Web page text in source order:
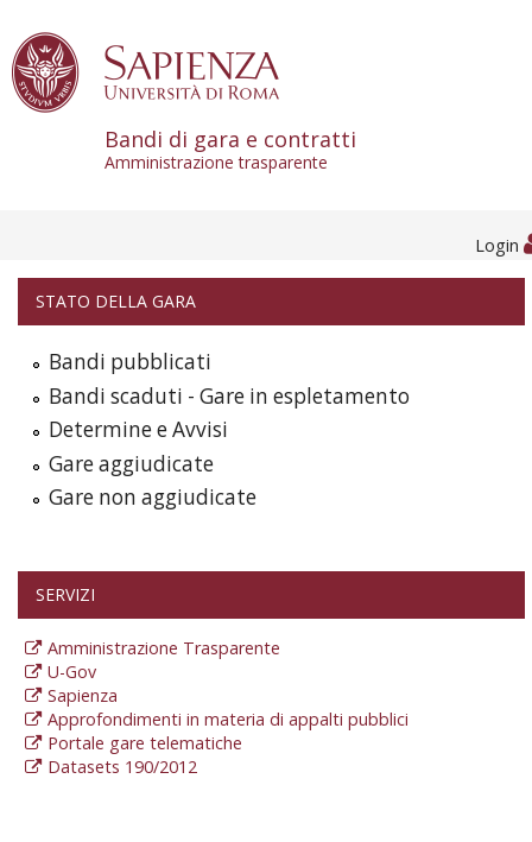
Bandi di gara e contratti
Amministrazione trasparente
Login
STATO DELLA GARA
Bandi pubblicati
Bandi scaduti - Gare in espletamento
Determine e Avvisi
Gare aggiudicate
Gare non aggiudicate
SERVIZI
Amministrazione Trasparente
U-Gov
Sapienza
Approfondimenti in materia di appalti pubblici
Portale gare telematiche
Datasets 190/2012